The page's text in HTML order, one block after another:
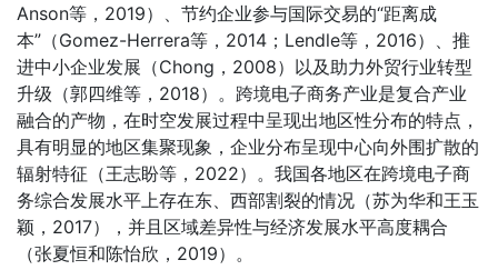
Anson等，2019）、节约企业参与国际交易的“距离成
本”（Gomez-Herrera等，2014；Lendle等，2016）、推
进中小企业发展（Chong，2008）以及助力外贸行业转型
升级（郭四维等，2018）。跨境电子商务产业是复合产业
融合的产物，在时空发展过程中呈现出地区性分布的特点，
具有明显的地区集聚现象，企业分布呈现中心向外围扩散的
辐射特征（王志盼等，2022）。我国各地区在跨境电子商
务综合发展水平上存在东、西部割裂的情况（苏为华和王玉
颖，2017），并且区域差异性与经济发展水平高度耦合
（张夏恒和陈怡欣，2019）。